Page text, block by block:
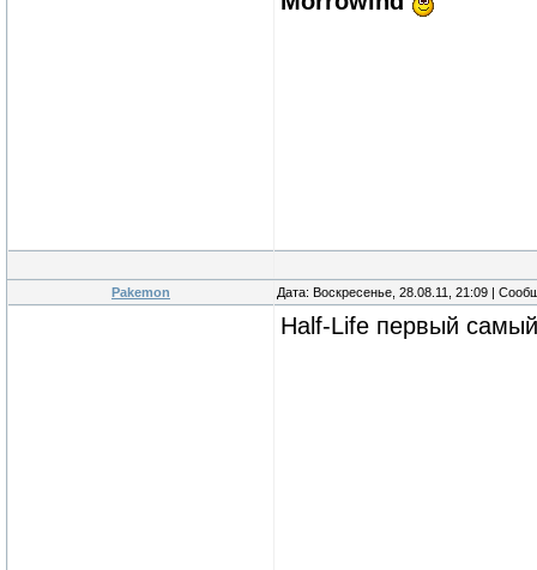
Pakemon Дата: Воскресенье, 28.08.11, 21:09 |
Half-Life первый